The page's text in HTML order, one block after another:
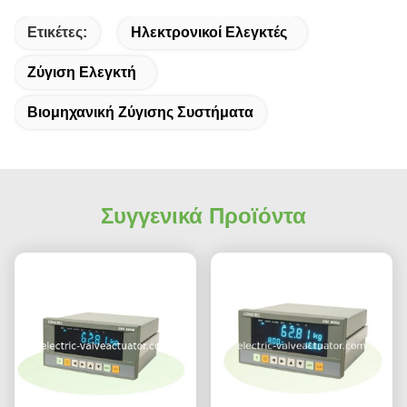
Ετικέτες: Ηλεκτρονικοί Ελεγκτές
Ζύγιση Ελεγκτή
Βιομηχανική Ζύγισης Συστήματα
Συγγενικά Προϊόντα